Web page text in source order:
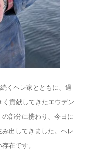
くヘレ家とともに、過
貢献してきたエウデン
部分に携わり、今日に
出してきました。ヘレ
在です。